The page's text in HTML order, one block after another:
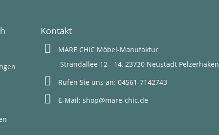
Kontakt
MARE CHIC Möbel-Manufaktur
Strandallee 12 - 14, 23730 Neustadt Pelzerhaken
Rufen Sie uns an: 04561-7142743
E-Mail: shop@mare-chic.de